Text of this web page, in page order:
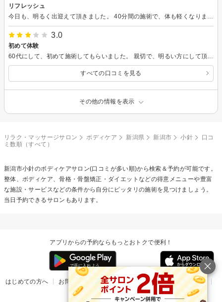
リフレッシュ
3.0
初めて体験
すべての口コミを見る
その他の情報を表示
リラク・マッサージサロン ボディケア 新潟県 新潟市 小針
口コ
ミ数順（すべて）
新潟市小針のボディケアサロン(口コミが多い順)から検索＆予約が可能です。
整体、ボディケア、骨格・骨盤矯正・ダイエットなどの得意メニューや豊富
な施設・サービスなどの条件から自分にピッタリの施術を見つけましょう。
当日予約できるサロンもあります。
アプリからの予約ならもっとおトクで便利！
はじめての方へ お問い合わせ ヘルプ リリース情報
利用規約
掲載ご希望のサロン様